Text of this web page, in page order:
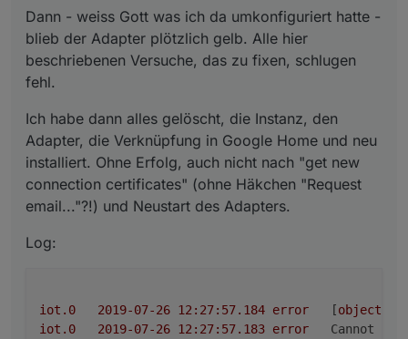
iot.0	2019-07-26 12:27:57.183	error
iot.0	2019-07-26 12:27:50.663	error
iot.0	2019-07-26 12:27:50.632	info
Dann - weiss Gott was ich da umkonfiguriert hatte -
blieb der Adapter plötzlich gelb. Alle hier
beschriebenen Versuche, das zu fixen, schlugen
fehl.
Ich habe dann alles gelöscht, die Instanz, den
Adapter, die Verknüpfung in Google Home und neu
installiert. Ohne Erfolg, auch nicht nach "get new
connection certificates" (ohne Häkchen "Request
email..."?!) und Neustart des Adapters.
Log:
iot.0 error
	[
object
iot.0
error
Cannot